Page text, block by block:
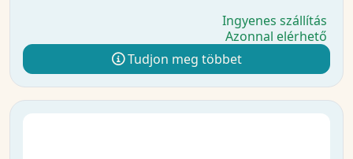
Ingyenes szállítás
Azonnal elérhető
Tudjon meg többet